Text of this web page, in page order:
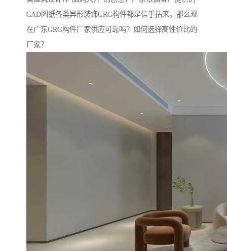
CAD图纸各类异形装饰GRG构件都是信手拈来。那么现
在广东GRG构件厂家供应可靠吗？如何选择高性价比的
厂家？